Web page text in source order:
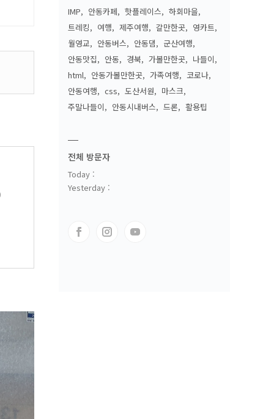
IMP 안동카페 핫플레이스
하회마을
트레킹
여행 제주여행 갈만한곳
영카트
월영교
안동버스 안동댐
군산여행
안동맛집
안동 경북 가볼만한곳
나들이
html
안동가볼만한곳 가족여행
코로나
안동여행
css 도산서원
마스크
주말나들이
안동시내버스 드론 활용팁
전체 방문자
Today :
Yesterday :